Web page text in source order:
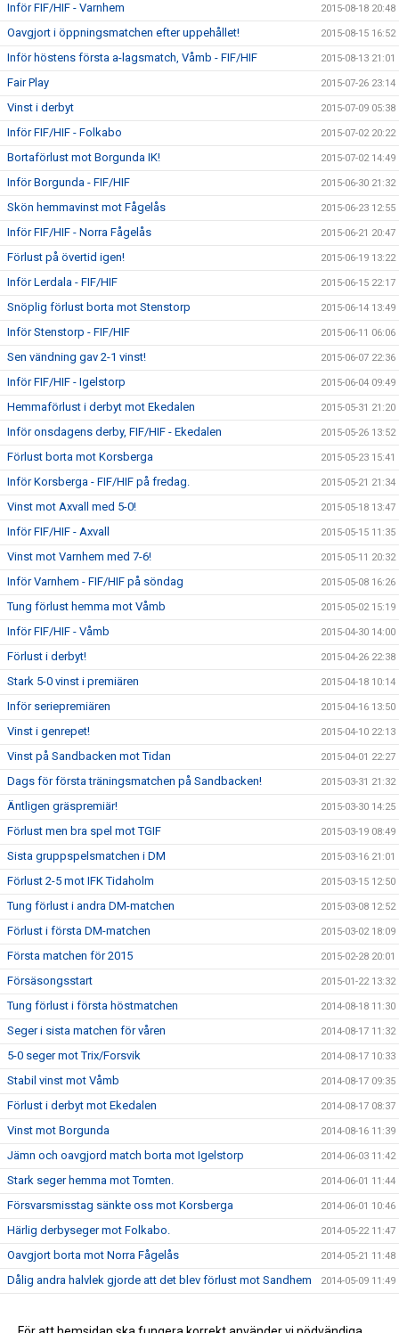
Inför FIF/HIF - Varnhem 2015-08-18 20:48
Oavgjort i öppningsmatchen efter uppehållet! 2015-08-15 16:52
Inför höstens första a-lagsmatch, Våmb - FIF/HIF 2015-08-13 21:01
Fair Play 2015-07-26 23:14
Vinst i derbyt 2015-07-09 05:38
Inför FIF/HIF - Folkabo 2015-07-02 20:22
Bortaförlust mot Borgunda IK! 2015-07-02 14:49
Inför Borgunda - FIF/HIF 2015-06-30 21:32
Skön hemmavinst mot Fågelås 2015-06-23 12:55
Inför FIF/HIF - Norra Fågelås 2015-06-21 20:47
Förlust på övertid igen! 2015-06-19 13:22
Inför Lerdala - FIF/HIF 2015-06-15 22:17
Snöplig förlust borta mot Stenstorp 2015-06-14 13:49
Inför Stenstorp - FIF/HIF 2015-06-11 06:06
Sen vändning gav 2-1 vinst! 2015-06-07 22:36
Inför FIF/HIF - Igelstorp 2015-06-04 09:49
Hemmaförlust i derbyt mot Ekedalen 2015-05-31 21:20
Inför onsdagens derby, FIF/HIF - Ekedalen 2015-05-26 13:52
Förlust borta mot Korsberga 2015-05-23 15:41
Inför Korsberga - FIF/HIF på fredag. 2015-05-21 21:34
Vinst mot Axvall med 5-0! 2015-05-18 13:47
Inför FIF/HIF - Axvall 2015-05-15 11:35
Vinst mot Varnhem med 7-6! 2015-05-11 20:32
Inför Varnhem - FIF/HIF på söndag 2015-05-08 16:26
Tung förlust hemma mot Våmb 2015-05-02 15:19
Inför FIF/HIF - Våmb 2015-04-30 14:00
Förlust i derbyt! 2015-04-26 22:38
Stark 5-0 vinst i premiären 2015-04-18 10:14
Inför seriepremiären 2015-04-16 13:50
Vinst i genrepet! 2015-04-10 22:13
Vinst på Sandbacken mot Tidan 2015-04-01 22:27
Dags för första träningsmatchen på Sandbacken! 2015-03-31 21:32
Äntligen gräspremiär! 2015-03-30 14:25
Förlust men bra spel mot TGIF 2015-03-19 08:49
Sista gruppspelsmatchen i DM 2015-03-16 21:01
Förlust 2-5 mot IFK Tidaholm 2015-03-15 12:50
Tung förlust i andra DM-matchen 2015-03-08 12:52
Förlust i första DM-matchen 2015-03-02 18:09
Första matchen för 2015 2015-02-28 20:01
Försäsongsstart 2015-01-22 13:32
Tung förlust i första höstmatchen 2014-08-18 11:30
Seger i sista matchen för våren 2014-08-17 11:32
5-0 seger mot Trix/Forsvik 2014-08-17 10:33
Stabil vinst mot Våmb 2014-08-17 09:35
Förlust i derbyt mot Ekedalen 2014-08-17 08:37
Vinst mot Borgunda 2014-08-16 11:39
Jämn och oavgjord match borta mot Igelstorp 2014-06-03 11:42
Stark seger hemma mot Tomten. 2014-06-01 11:44
Försvarsmisstag sänkte oss mot Korsberga 2014-06-01 10:46
Härlig derbyseger mot Folkabo. 2014-05-22 11:47
Oavgjort borta mot Norra Fågelås 2014-05-21 11:48
Dålig andra halvlek gjorde att det blev förlust mot Sandhem 2014-05-09 11:49
Vinst för A-laget i seriepremiären